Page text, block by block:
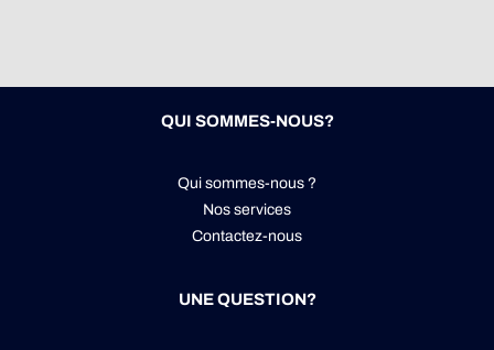
QUI SOMMES-NOUS?
Qui sommes-nous ?
Nos services
Contactez-nous
UNE QUESTION?